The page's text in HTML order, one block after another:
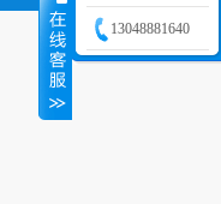
13048881640